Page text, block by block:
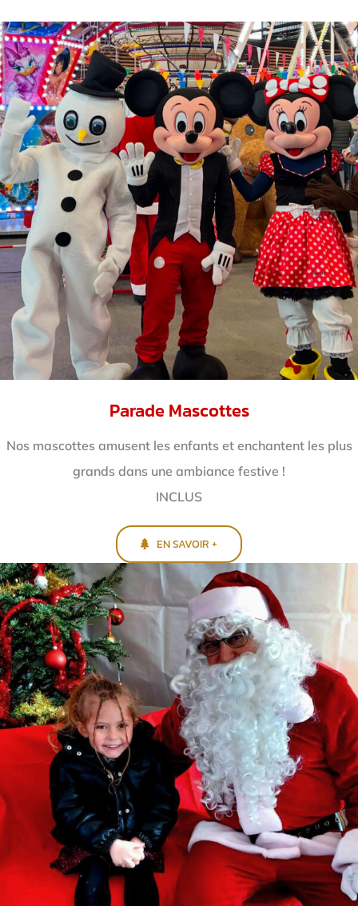
Parade Mascottes
Nos mascottes amusent les enfants et enchantent les plus
grands dans une ambiance festive !
INCLUS
EN SAVOIR +